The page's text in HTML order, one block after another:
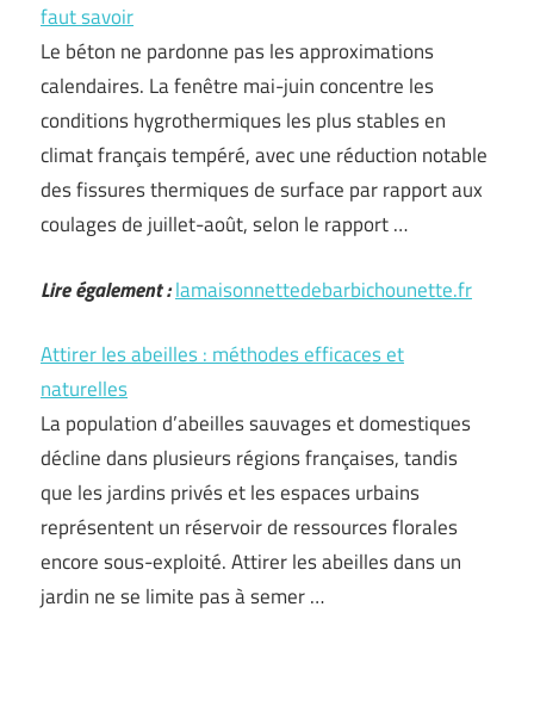
faut savoir
Le béton ne pardonne pas les approximations
calendaires. La fenêtre mai-juin concentre les
conditions hygrothermiques les plus stables en
climat français tempéré, avec une réduction notable
des fissures thermiques de surface par rapport aux
coulages de juillet-août, selon le rapport …
Lire également :lamaisonnettedebarbichounette.fr
Attirer les abeilles : méthodes efficaces et
naturelles
La population d’abeilles sauvages et domestiques
décline dans plusieurs régions françaises, tandis
que les jardins privés et les espaces urbains
représentent un réservoir de ressources florales
encore sous-exploité. Attirer les abeilles dans un
jardin ne se limite pas à semer …